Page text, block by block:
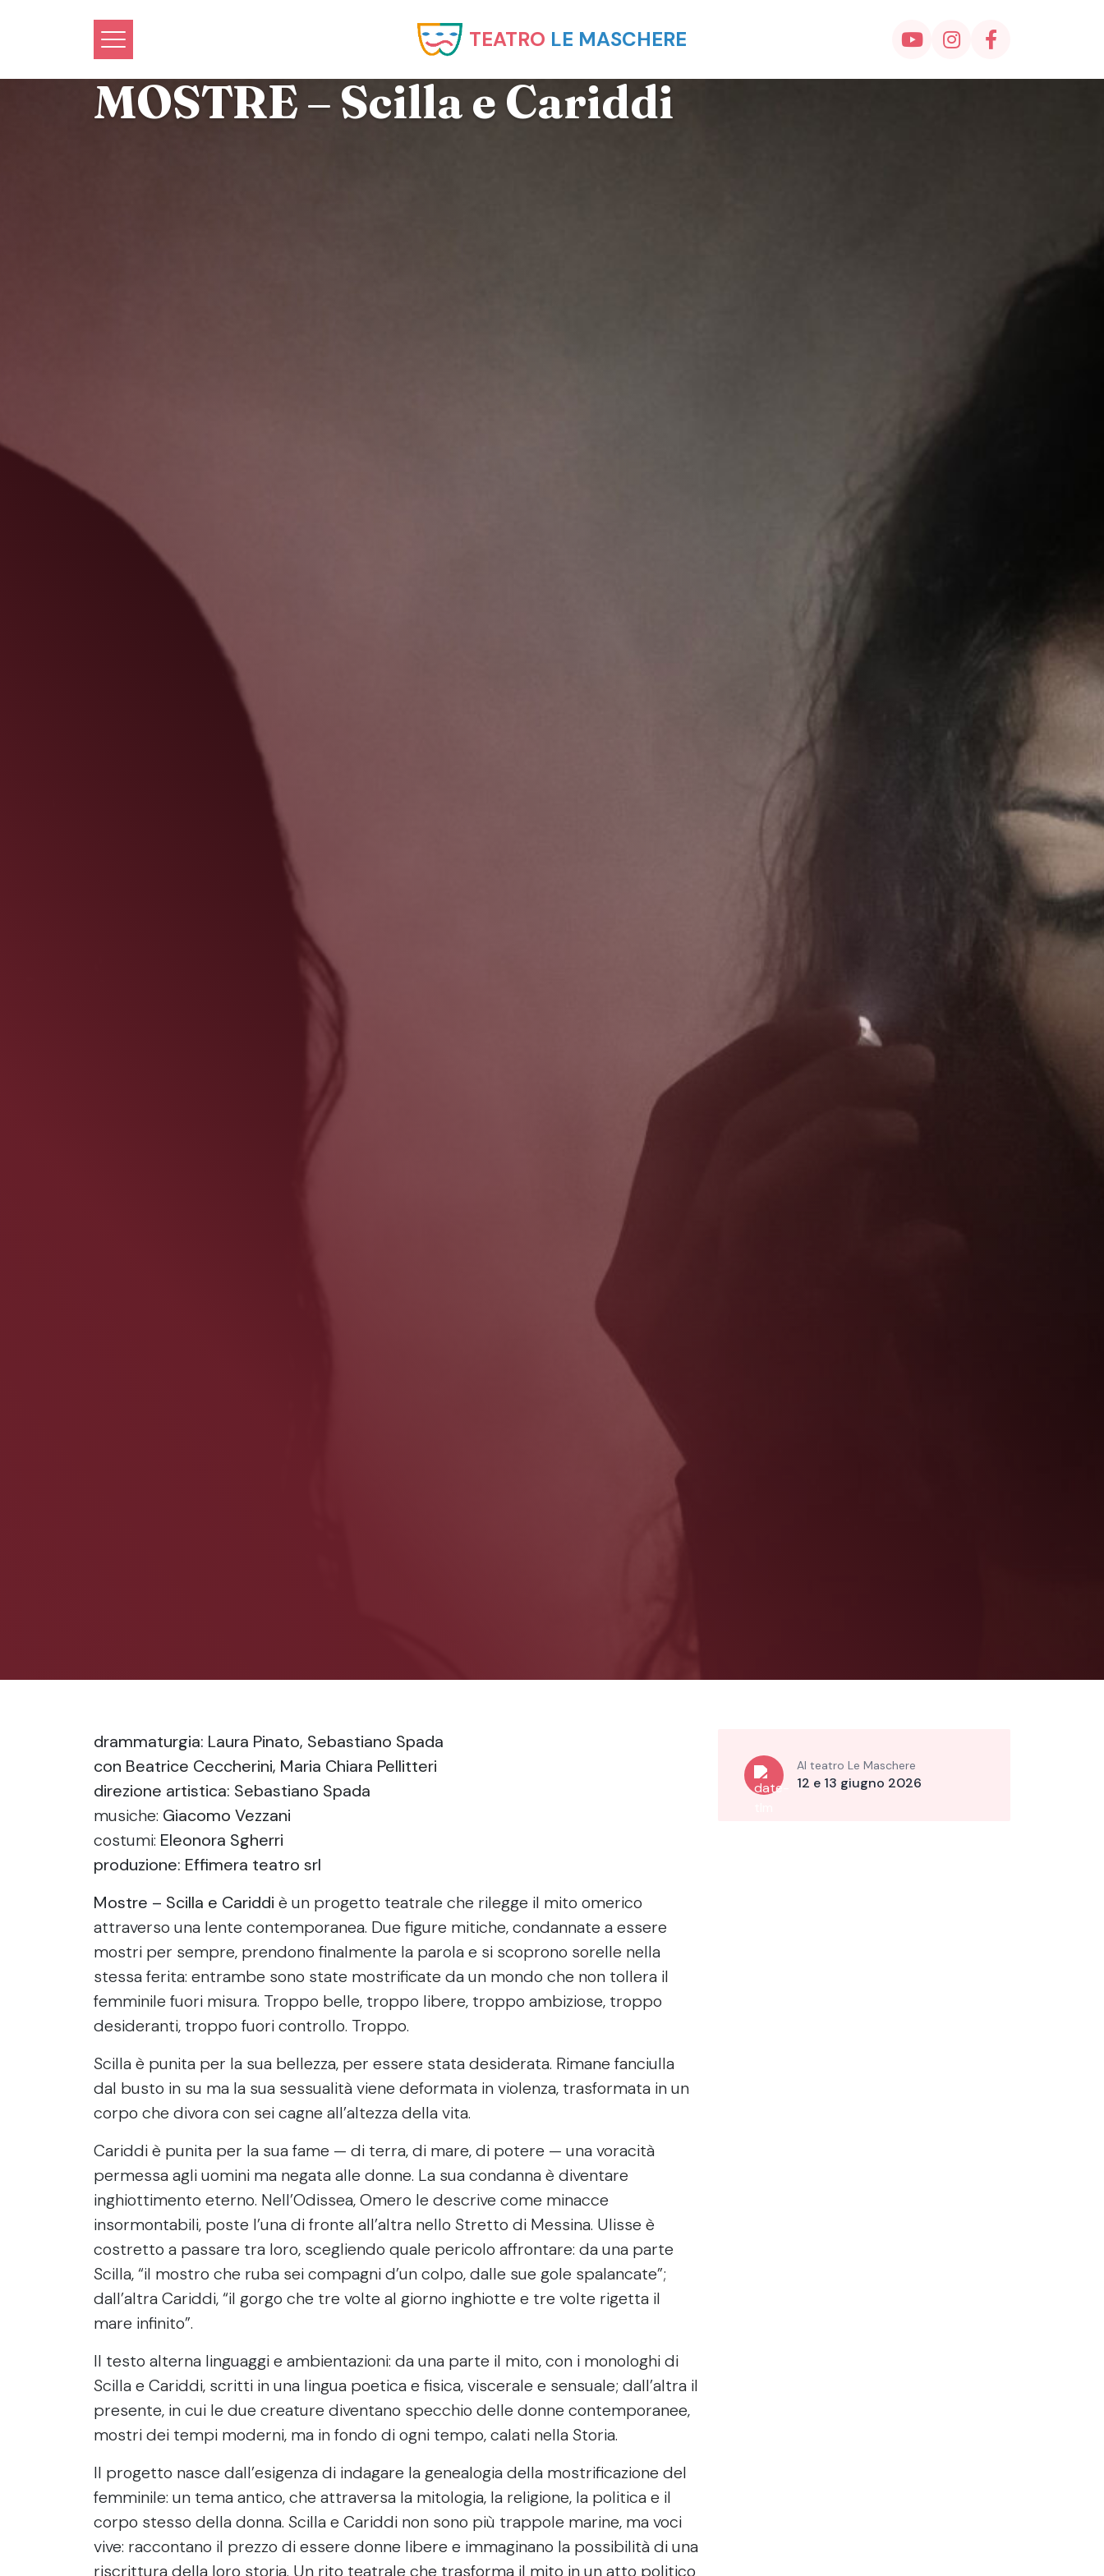
TEATRO LE MASCHERE
MOSTRE – Scilla e Cariddi
drammaturgia: Laura Pinato, Sebastiano Spada
con Beatrice Ceccherini, Maria Chiara Pellitteri
direzione artistica: Sebastiano Spada
musiche: Giacomo Vezzani
costumi: Eleonora Sgherri
produzione: Effimera teatro srl
Mostre – Scilla e Cariddi è un progetto teatrale che rilegge il mito omerico
attraverso una lente contemporanea. Due figure mitiche, condannate a essere
mostri per sempre, prendono finalmente la parola e si scoprono sorelle nella
stessa ferita: entrambe sono state mostrificate da un mondo che non tollera il
femminile fuori misura. Troppo belle, troppo libere, troppo ambiziose, troppo
desideranti, troppo fuori controllo. Troppo.
Scilla è punita per la sua bellezza, per essere stata desiderata. Rimane fanciulla
dal busto in su ma la sua sessualità viene deformata in violenza, trasformata in un
corpo che divora con sei cagne all’altezza della vita.
Cariddi è punita per la sua fame — di terra, di mare, di potere — una voracità
permessa agli uomini ma negata alle donne. La sua condanna è diventare
inghiottimento eterno. Nell’Odissea, Omero le descrive come minacce
insormontabili, poste l’una di fronte all’altra nello Stretto di Messina. Ulisse è
costretto a passare tra loro, scegliendo quale pericolo affrontare: da una parte
Scilla, “il mostro che ruba sei compagni d’un colpo, dalle sue gole spalancate”;
dall’altra Cariddi, “il gorgo che tre volte al giorno inghiotte e tre volte rigetta il
mare infinito”.
Il testo alterna linguaggi e ambientazioni: da una parte il mito, con i monologhi di
Scilla e Cariddi, scritti in una lingua poetica e fisica, viscerale e sensuale; dall’altra il
presente, in cui le due creature diventano specchio delle donne contemporanee,
mostri dei tempi moderni, ma in fondo di ogni tempo, calati nella Storia.
Il progetto nasce dall’esigenza di indagare la genealogia della mostrificazione del
femminile: un tema antico, che attraversa la mitologia, la religione, la politica e il
corpo stesso della donna. Scilla e Cariddi non sono più trappole marine, ma voci
vive: raccontano il prezzo di essere donne libere e immaginano la possibilità di una
riscrittura della loro storia. Un rito teatrale che trasforma il mito in un atto politico
Al teatro Le Maschere
12 e 13 giugno 2026